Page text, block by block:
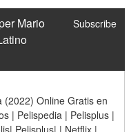
Mario
Subscribe
(2022) Online Gratis en
| Pelispedia | Pelisplus |